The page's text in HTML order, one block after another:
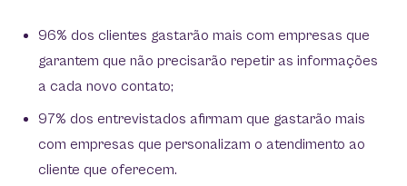
96% dos clientes gastarão mais com empresas que
garantem que não precisarão repetir as informações
a cada novo contato;
97% dos entrevistados afirmam que gastarão mais
com empresas que personalizam o atendimento ao
cliente que oferecem.